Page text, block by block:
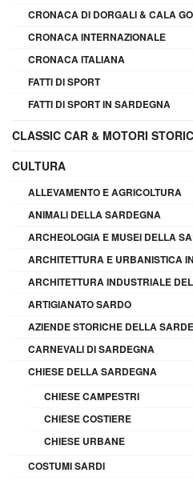
CRONACA DI DORGALI & CALA
CRONACA INTERNAZIONALE
CRONACA ITALIANA
FATTI DI SPORT
FATTI DI SPORT IN SARDEGNA
CLASSIC CAR & MOTORI
CULTURA
ALLEVAMENTO E AGRICOLTURA
ANIMALI DELLA SARDEGNA
ARCHEOLOGIA E MUSEI DELLA
ARCHITETTURA E URBANISTICA
ARCHITETTURA INDUSTRIALE
ARTIGIANATO SARDO
AZIENDE STORICHE DELLA
CARNEVALI DI SARDEGNA
CHIESE DELLA SARDEGNA
CHIESE CAMPESTRI
CHIESE COSTIERE
CHIESE URBANE
COSTUMI SARDI